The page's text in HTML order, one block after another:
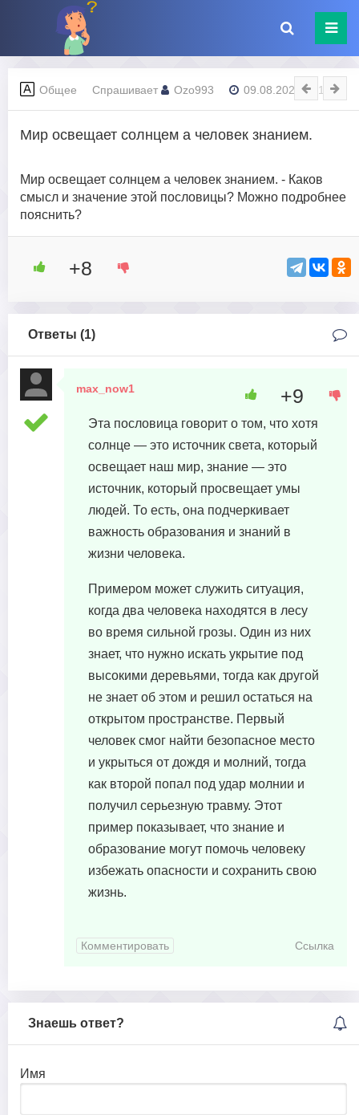
Общее Спрашивает Ozo993 09.08.2023 - 21:01
Мир освещает солнцем а человек знанием.
Мир освещает солнцем а человек знанием. - Каков
смысл и значение этой пословицы? Можно подробнее
пояснить?
+8
Ответы (1)
max_now1
Эта пословица говорит о том, что хотя
солнце — это источник света, который
освещает наш мир, знание — это
источник, который просвещает умы
людей. То есть, она подчеркивает
важность образования и знаний в
жизни человека.
Примером может служить ситуация,
когда два человека находятся в лесу
во время сильной грозы. Один из них
знает, что нужно искать укрытие под
высокими деревьями, тогда как другой
не знает об этом и решил остаться на
открытом пространстве. Первый
человек смог найти безопасное место
и укрыться от дождя и молний, тогда
как второй попал под удар молнии и
получил серьезную травму. Этот
пример показывает, что знание и
образование могут помочь человеку
избежать опасности и сохранить свою
жизнь.
+9
Комментировать Ссылка
Знаешь ответ?
Имя